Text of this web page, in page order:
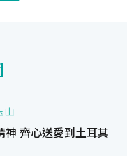
山
神 齊心送愛到土耳其